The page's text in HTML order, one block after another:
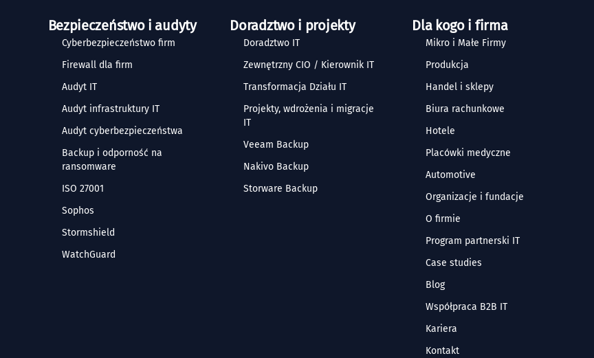
Bezpieczeństwo i audyty
Cyberbezpieczeństwo firm
Firewall dla firm
Audyt IT
Audyt infrastruktury IT
Audyt cyberbezpieczeństwa
Backup i odporność na
ransomware
ISO 27001
Sophos
Stormshield
WatchGuard
Doradztwo i projekty
Doradztwo IT
Zewnętrzny CIO / Kierownik IT
Transformacja Działu IT
Projekty, wdrożenia i migracje
IT
Veeam Backup
Nakivo Backup
Storware Backup
Dla kogo i firma
Mikro i Małe Firmy
Produkcja
Handel i sklepy
Biura rachunkowe
Hotele
Placówki medyczne
Automotive
Organizacje i fundacje
O firmie
Program partnerski IT
Case studies
Blog
Współpraca B2B IT
Kariera
Kontakt